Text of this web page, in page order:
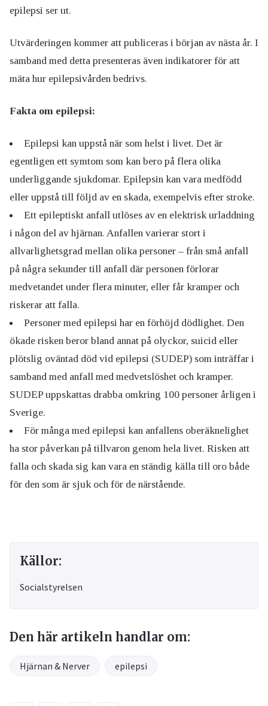
epilepsi ser ut.
Utvärderingen kommer att publiceras i början av nästa år. I
samband med detta presenteras även indikatorer för att
mäta hur epilepsivården bedrivs.
Fakta om epilepsi:
Epilepsi kan uppstå när som helst i livet. Det är
egentligen ett symtom som kan bero på flera olika
underliggande sjukdomar. Epilepsin kan vara medfödd
eller uppstå till följd av en skada, exempelvis efter stroke.
Ett epileptiskt anfall utlöses av en elektrisk urladdning
i någon del av hjärnan. Anfallen varierar stort i
allvarlighetsgrad mellan olika personer – från små anfall
på några sekunder till anfall där personen förlorar
medvetandet under flera minuter, eller får kramper och
riskerar att falla.
Personer med epilepsi har en förhöjd dödlighet. Den
ökade risken beror bland annat på olyckor, suicid eller
plötslig oväntad död vid epilepsi (SUDEP) som inträffar i
samband med anfall med medvetslöshet och kramper.
SUDEP uppskattas drabba omkring 100 personer årligen i
Sverige.
För många med epilepsi kan anfallens oberäknelighet
ha stor påverkan på tillvaron genom hela livet. Risken att
falla och skada sig kan vara en ständig källa till oro både
för den som är sjuk och för de närstående.
Källor:
Socialstyrelsen
Den här artikeln handlar om:
Hjärnan & Nerver epilepsi